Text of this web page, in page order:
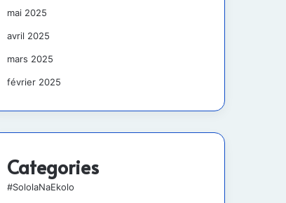
mai 2025
avril 2025
mars 2025
février 2025
Categories
#SololaNaEkolo